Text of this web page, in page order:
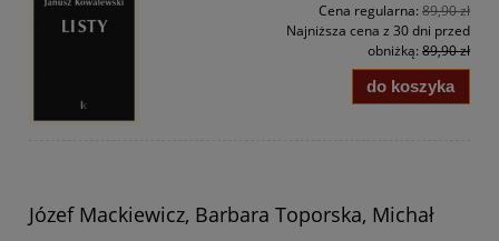
Cena regularna: 89,90 zł
Najniższa cena z 30 dni przed
obniżką: 89,90 zł
do koszyka
Józef Mackiewicz, Barbara Toporska, Michał